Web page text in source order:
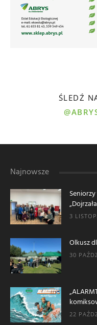
ŚLEDŹ
Najnowsze
3
Olkusz
30
22